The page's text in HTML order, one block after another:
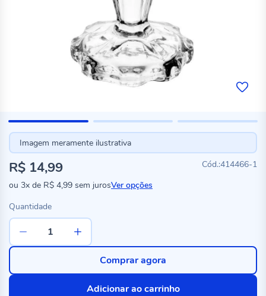
Imagem meramente ilustrativa
414466-1
R$ 14,99
ou 3x de R$ 4,99 sem jurosVer opções
Quantidade
Adicionar ao carrinho
Comprar agora